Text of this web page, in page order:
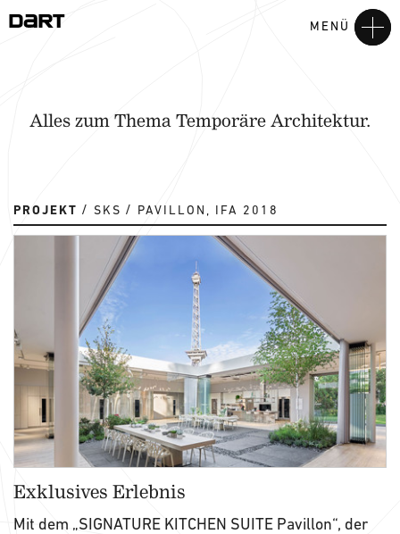
MENÜ
Alles zum Thema Temporäre Architektur.
PROJEKT SKS PAVILLON, IFA 2018
Exklusives Erlebnis
Mit dem „SIGNATURE KITCHEN SUITE Pavillon“, der